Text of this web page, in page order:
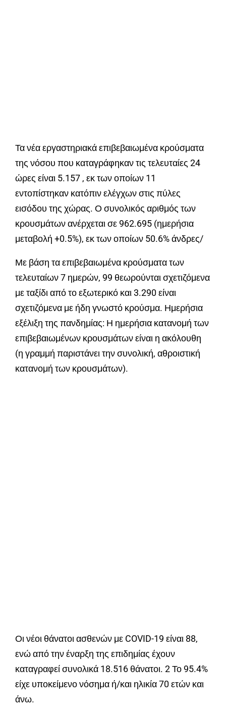
Τα νέα εργαστηριακά επιβεβαιωμένα κρούσματα
της νόσου που καταγράφηκαν τις τελευταίες 24
ώρες είναι 5.157 , εκ των οποίων 11
εντοπίστηκαν κατόπιν ελέγχων στις πύλες
εισόδου της χώρας. Ο συνολικός αριθμός των
κρουσμάτων ανέρχεται σε 962.695 (ημερήσια
μεταβολή +0.5%), εκ των οποίων 50.6% άνδρες/
Με βάση τα επιβεβαιωμένα κρούσματα των
τελευταίων 7 ημερών, 99 θεωρούνται σχετιζόμενα
με ταξίδι από το εξωτερικό και 3.290 είναι
σχετιζόμενα με ήδη γνωστό κρούσμα. Ημερήσια
εξέλιξη της πανδημίας: Η ημερήσια κατανομή των
επιβεβαιωμένων κρουσμάτων είναι η ακόλουθη
(η γραμμή παριστάνει την συνολική, αθροιστική
κατανομή των κρουσμάτων).
Οι νέοι θάνατοι ασθενών με COVID-19 είναι 88,
ενώ από την έναρξη της επιδημίας έχουν
καταγραφεί συνολικά 18.516 θάνατοι. 2 Το 95.4%
είχε υποκείμενο νόσημα ή/και ηλικία 70 ετών και
άνω.